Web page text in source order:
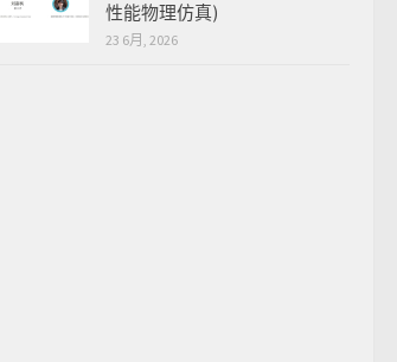
性能物理仿真)
23 6月, 2026